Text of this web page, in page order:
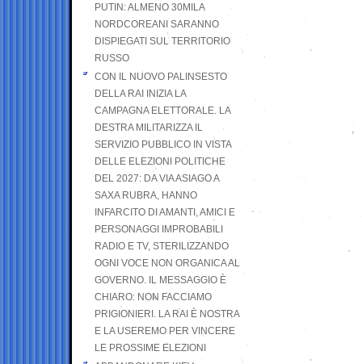
PUTIN: ALMENO 30MILA
NORDCOREANI SARANNO
DISPIEGATI SUL TERRITORIO
RUSSO
CON IL NUOVO PALINSESTO
DELLA RAI INIZIA LA
CAMPAGNA ELETTORALE. LA
DESTRA MILITARIZZA IL
SERVIZIO PUBBLICO IN VISTA
DELLE ELEZIONI POLITICHE
DEL 2027: DA VIA ASIAGO A
SAXA RUBRA, HANNO
INFARCITO DI AMANTI, AMICI E
PERSONAGGI IMPROBABILI
RADIO E TV, STERILIZZANDO
OGNI VOCE NON ORGANICA AL
GOVERNO. IL MESSAGGIO È
CHIARO: NON FACCIAMO
PRIGIONIERI. LA RAI È NOSTRA
E LA USEREMO PER VINCERE
LE PROSSIME ELEZIONI